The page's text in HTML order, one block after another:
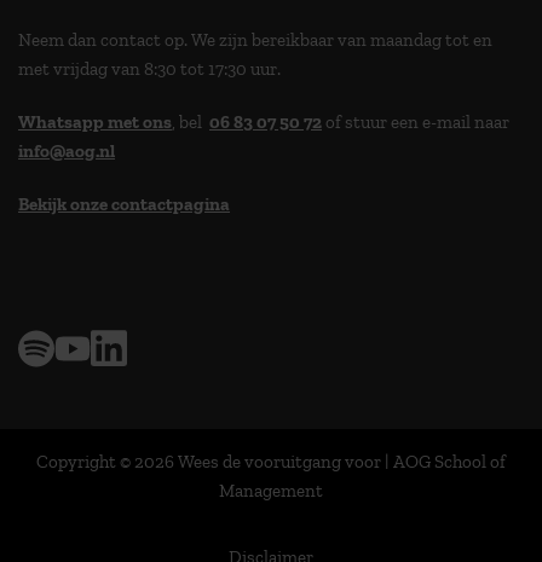
Neem dan contact op. We zijn bereikbaar van maandag tot en
met vrijdag van 8:30 tot 17:30 uur.
Whatsapp met ons, bel 06 83 07 50 72 of stuur een e-mail naar
info@aog.nl
Bekijk onze contactpagina
Copyright © 2026 Wees de vooruitgang voor | AOG School of
Management